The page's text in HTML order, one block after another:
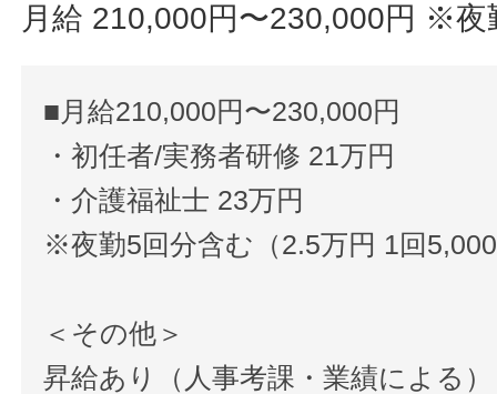
月給 210,000円〜230,000円 ※夜
■月給210,000円〜230,000円
・初任者/実務者研修 21万円
・介護福祉士 23万円
※夜勤5回分含む（2.5万円 1回
＜その他＞
昇給あり（人事考課・業績による）